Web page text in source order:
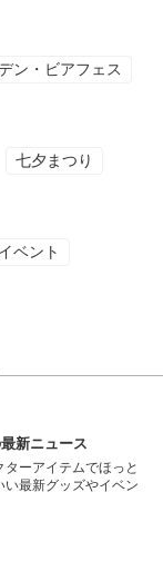
ン・ビアフェス
七夕まつり
ベント
新ニュース
ーアイテムでほっと
い最新グッズやイベン